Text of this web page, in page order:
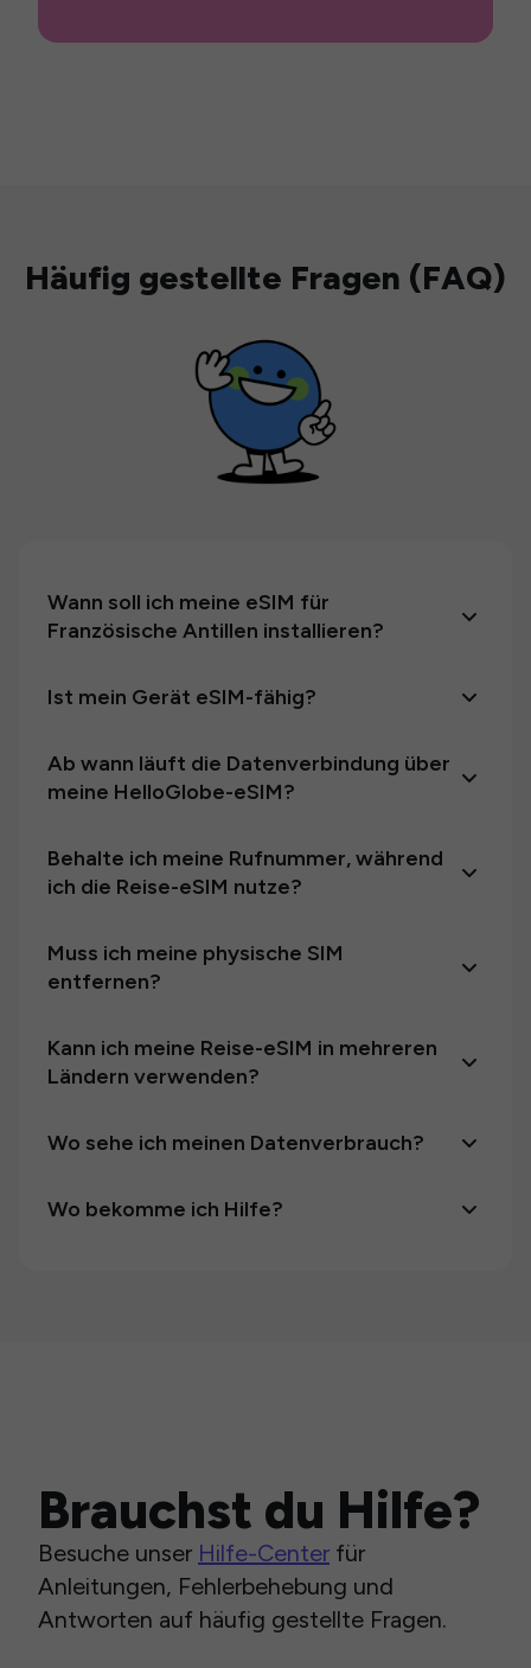
Häufig gestellte Fragen (FAQ)
Wann soll ich meine eSIM für
Französische Antillen installieren?
Ist mein Gerät eSIM-fähig?
Ab wann läuft die Datenverbindung über
meine HelloGlobe-eSIM?
Behalte ich meine Rufnummer, während
ich die Reise-eSIM nutze?
Muss ich meine physische SIM
entfernen?
Kann ich meine Reise-eSIM in mehreren
Ländern verwenden?
Wo sehe ich meinen Datenverbrauch?
Wo bekomme ich Hilfe?
Brauchst du Hilfe?
Besuche unser Hilfe-Center für
Anleitungen, Fehlerbehebung und
Antworten auf häufig gestellte Fragen.